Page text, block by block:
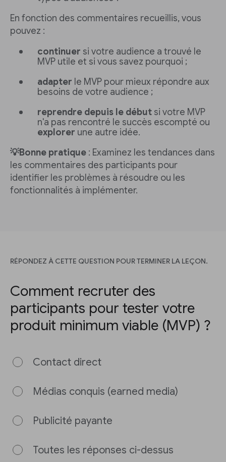
En fonction des commentaires recueillis, vous
pouvez :
continuer si votre audience a trouvé le
MVP utile et si vous savez pourquoi ;
adapter le MVP pour mieux répondre aux
besoins de votre audience ;
reprendre depuis le début si votre MVP
n'a pas rencontré le succès escompté ou
explorer une autre idée.
💡Bonne pratique : Examinez les tendances dans
les commentaires des participants pour
identifier les problèmes à résoudre ou les
fonctionnalités à implémenter.
RÉPONDEZ À CETTE QUESTION POUR TERMINER LA LEÇON.
Comment recruter des
participants pour tester votre
produit minimum viable (MVP) ?
Contact direct
Médias conquis (earned media)
Publicité payante
Toutes les réponses ci-dessus